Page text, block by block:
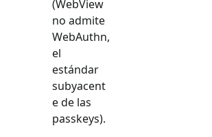
(WebView
no admite
WebAuthn,
el
estándar
subyacent
e de las
passkeys).